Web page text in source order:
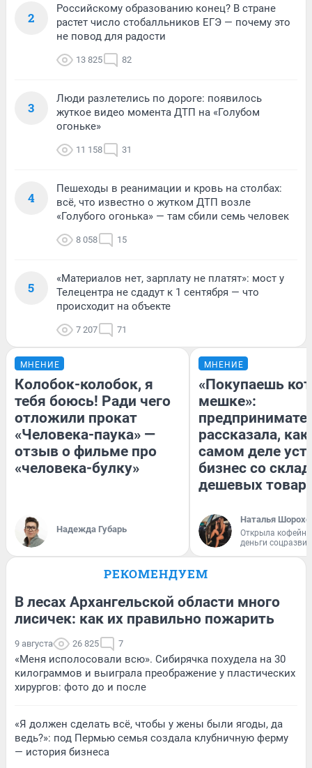
2
Российскому образованию конец? В стране
растет число стобалльников ЕГЭ — почему это
не повод для радости
13 825 82
3
Люди разлетелись по дороге: появилось
жуткое видео момента ДТП на «Голубом
огоньке»
11 158 31
4
Пешеходы в реанимации и кровь на столбах:
всё, что известно о жутком ДТП возле
«Голубого огонька» — там сбили семь человек
8 058 15
5
«Материалов нет, зарплату не платят»: мост у
Телецентра не сдадут к 1 сентября — что
происходит на объекте
7 207 71
МНЕНИЕ
Колобок-колобок, я
тебя боюсь! Ради чего
отложили прокат
«Человека-паука» —
отзыв о фильме про
«человека-булку»
Надежда Губарь
МНЕНИЕ
«Покупаешь
мешке»:
рассказала, как
самом деле
бизнес со
дешевых
Наталья
Открыла
деньги
РЕКОМЕНДУЕМ
В лесах Архангельской области много
лисичек: как их правильно пожарить
9 августа 26 825 7
«Меня исполосовали всю». Сибирячка похудела на 30
килограммов и выиграла преображение у пластических
хирургов: фото до и после
«Я должен сделать всё, чтобы у жены были ягоды, да
ведь?»: под Пермью семья создала клубничную ферму
— история бизнеса